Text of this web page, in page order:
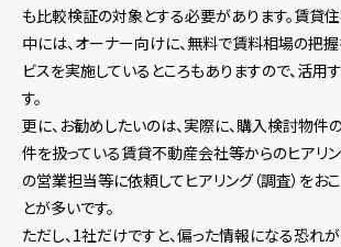
も比較検証の対象とする必要があります。賃貸
中には、オーナー向けに、無料で賃料相場の把
ビスを実施しているところもありますので、活用
す。
更に、お勧めしたいのは、実際に、購入検討物
件を扱っている賃貸不動産会社等からのヒアリ
の営業担当等に依頼してヒアリング（調査）をお
とが多いです。
ただし、1社だけですと、偏った情報になる恐れ